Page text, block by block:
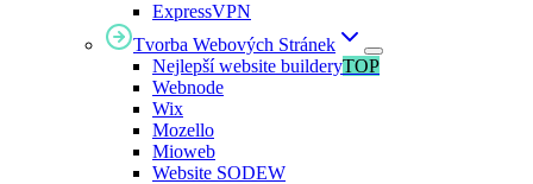
ExpressVPN
Tvorba Webových Stránek
Nejlepší website builderyTOP
Webnode
Wix
Mozello
Mioweb
Website SODEW